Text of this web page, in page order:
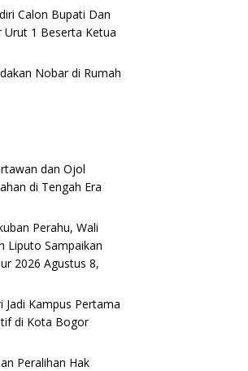
Calon Bupati Dan
1 Beserta Ketua
Nobar di Rumah
dan Ojol
di Tengah Era
Perahu, Wali
Liputo Sampaikan
2026 Agustus 8,
Jadi Kampus Pertama
di Kota Bogor
Peralihan Hak